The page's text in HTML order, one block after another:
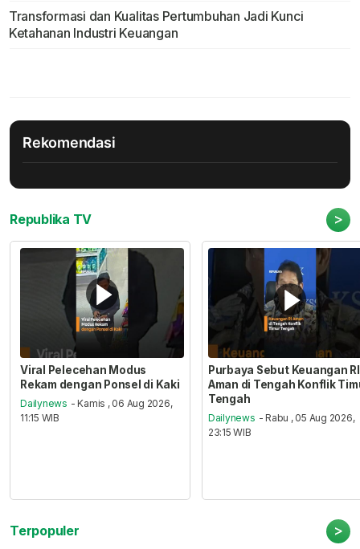
Transformasi dan Kualitas Pertumbuhan Jadi Kunci
Ketahanan Industri Keuangan
Rekomendasi
Republika TV >
Viral Pelecehan Modus
Rekam dengan Ponsel di Kaki
Dailynews - Kamis , 06 Aug 2026,
11:15 WIB
Purbaya Sebut Keuangan RI
Aman di Tengah Konflik
Tengah
Dailynews - Rabu , 05 Aug 2026,
23:15 WIB
Terpopuler >